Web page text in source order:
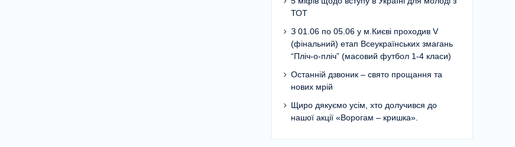
ТОТ
З 01.06 по 05.06 у м.Києві проходив V
(фінальний) етап Всеукраїнських змагань
“Пліч-о-пліч” (масовий футбол 1-4 класи)
Останній дзвоник – свято прощання та
нових мрій
Щиро дякуємо усім, хто долучився до
нашої акції «Ворогам – кришка».